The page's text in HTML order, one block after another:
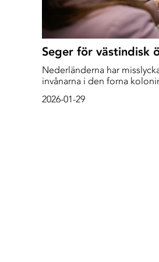
Seger för västindisk
Nederländerna har
invånarna i den forna
- Det här ger ö-staterna råg i
2026-01-29